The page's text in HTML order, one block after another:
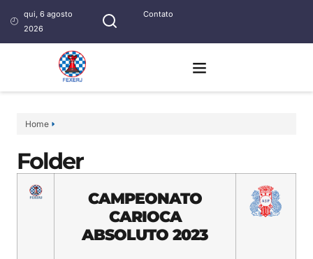
qui, 6 agosto
2026
Contato
Home
Folder
CAMPEONATO
CARIOCA
ABSOLUTO 2023